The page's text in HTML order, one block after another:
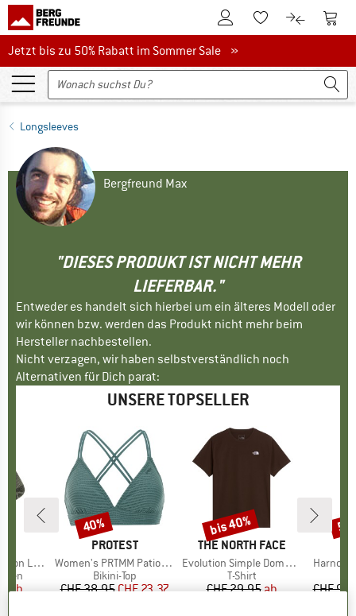
Zum KundenkontoZum Merkzettel.
Zum Zum
Jetzt bis zu 50% Rabatt im Sommer Sale
Jetzt bis zu 50% Rabatt im Sommer Sale »
Longsleeves
Bergfreund Max
"DIESES PRODUKT IST NICHT MEHR
LIEFERBAR."
Entweder es handelt sich hierbei um ein älteres Modell oder
wir können bzw. werden das Produkt nicht mehr beim
Hersteller nachbestellen.
Nicht verzagen, wir haben selbstverständlich noch
Alternativen für Dich parat:
UNSERE TOPSELLER
Socks
Preis
ab
MARKE
PROTEST
Artikel
Women's PRTMM Patio Triangle
Produktgruppe
Bikini-Top
Preis
CHF 38.95reduzierter Preis
CHF 23.37
Rabatt
40%
MARKE
THE NORTH FACE
Artikel
Evolution Simple Dome Short Sleeve
Produktgruppe
T-Shirt
Preis
CHF 29.95reduzierter Preis
ab
Rabatt
bis 40%
Artikel
CHF